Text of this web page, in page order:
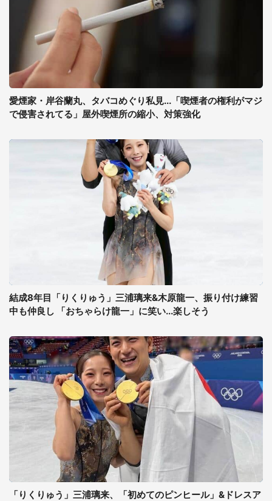
愛煙家・岸谷蘭丸、タバコめぐり私見...「喫煙者の権利がマジ
で侵害されてる」屋外喫煙所の縮小、対策強化
結成8年目「りくりゅう」三浦璃来&木原龍一、振り付け練習
中も仲良し 「おちゃらけ龍一」に笑い...楽しそう
「りくりゅう」三浦璃来、「初めてのピンヒール」&ドレスア